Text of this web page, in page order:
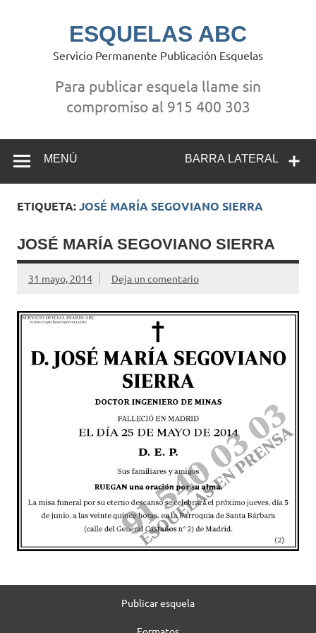
ESQUELAS ABC
Servicio Permanente Publicación Esquelas
Para publicar esquela llame sin
compromiso al 915 400 303
BARRA LATERAL
MENÚ
ETIQUETA:JOSÉ MARÍA SEGOVIANO SIERRA
JOSÉ MARÍA SEGOVIANO SIERRA
31 mayo, 2014 Deja un comentario
Publicar esquela